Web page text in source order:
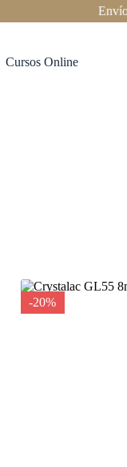
Envíos
Cursos Online
-20%